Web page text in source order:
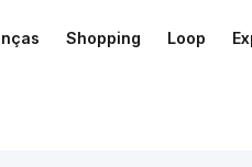
Shopping Loop